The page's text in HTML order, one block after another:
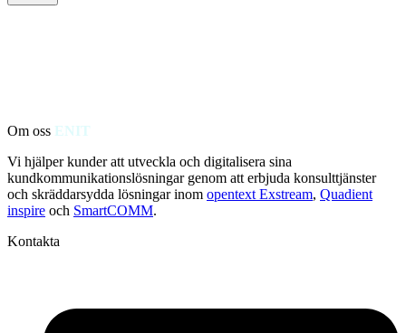
Om oss ENIT
Vi hjälper kunder att utveckla och digitalisera sina
kundkommunikationslösningar genom att erbjuda konsulttjänster
och skräddarsydda lösningar inom opentext Exstream, Quadient
inspire och SmartCOMM.
Kontakta